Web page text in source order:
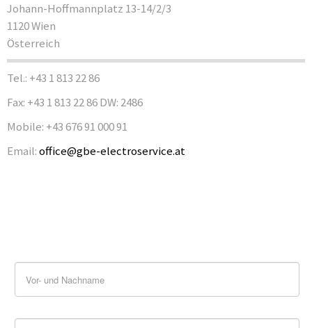
Johann-Hoffmannplatz 13-14/2/3
1120 Wien
Österreich
Tel.: +43 1 813 22 86
Fax: +43 1 813 22 86 DW: 2486
Mobile: +43 676 91 000 91
Email:office@gbe-electroservice.at